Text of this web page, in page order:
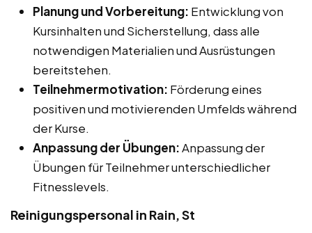
Planung und Vorbereitung: Entwicklung von
Kursinhalten und Sicherstellung, dass alle
notwendigen Materialien und Ausrüstungen
bereitstehen.
Teilnehmermotivation: Förderung eines
positiven und motivierenden Umfelds während
der Kurse.
Anpassung der Übungen:Anpassung der
Übungen für Teilnehmer unterschiedlicher
Fitnesslevels.
Reinigungspersonal in Rain, St